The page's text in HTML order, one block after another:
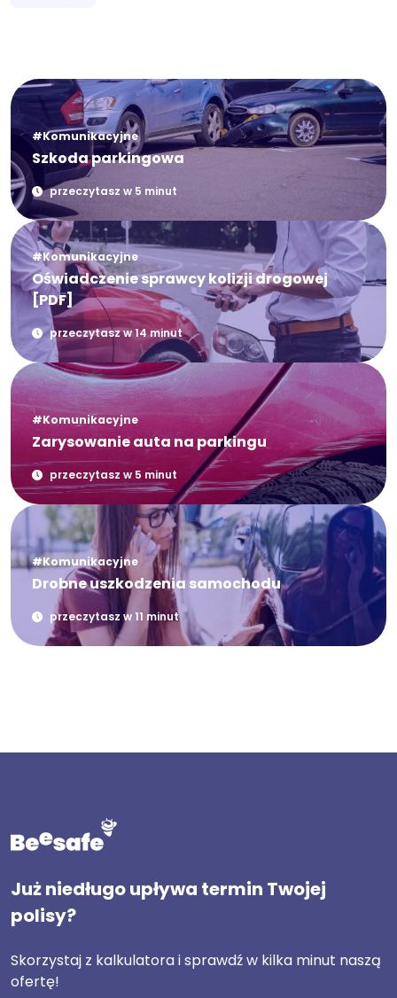
#Komunikacyjne
Szkoda parkingowa
przeczytasz w 5 minut
#Komunikacyjne
Oświadczenie sprawcy kolizji drogowej
[PDF]
przeczytasz w 14 minut
#Komunikacyjne
Zarysowanie auta na parkingu
przeczytasz w 5 minut
#Komunikacyjne
Drobne uszkodzenia samochodu
przeczytasz w 11 minut
Już niedługo upływa termin Twojej
polisy?
Skorzystaj z kalkulatora i sprawdź w kilka minut naszą
ofertę!